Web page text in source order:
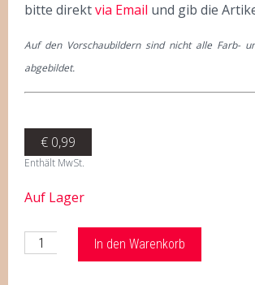
bitte direktvia Email und gib die
Auf den Vorschaubildern sind nicht alle Farb-
abgebildet.
€ 0,99
Enthält MwSt.
Auf Lager
In den Warenkorb